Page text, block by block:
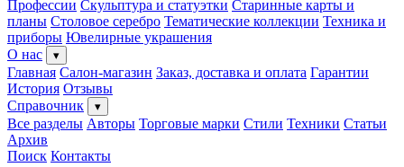
Профессии Скульптура и статуэтки Старинные карты и
планы Столовое серебро Тематические коллекции Техника и
приборы Ювелирные украшения
О нас
▾
Главная Салон-магазин Заказ, доставка и оплата Гарантии
История Отзывы
Справочник
▾
Все разделы Авторы Торговые марки Стили Техники Статьи
Архив
Поиск Контакты